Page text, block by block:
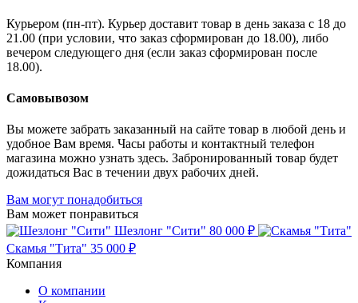
Курьером (пн-пт). Курьер доставит товар в день заказа с 18 до
21.00 (при условии, что заказ сформирован до 18.00), либо
вечером следующего дня (если заказ сформирован после
18.00).
Самовывозом
Вы можете забрать заказанный на сайте товар в любой день и
удобное Вам время. Часы работы и контактный телефон
магазина можно узнать здесь. Забронированный товар будет
дожидаться Вас в течении двух рабочих дней.
Вам могут понадобиться
Вам может понравиться
Шезлонг "Сити" 80 000 ₽
Скамья "Тита" 35 000 ₽
Компания
О компании